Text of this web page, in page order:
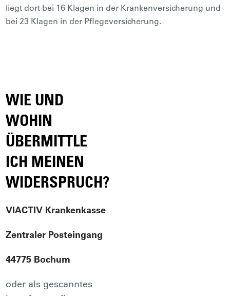
liegt dort bei 16 Klagen in der Krankenversicherung und
bei 23 Klagen in der Pflegeversicherung.
WIE UND
WOHIN
ÜBERMITTLE
ICH MEINEN
WIDERSPRUCH?
VIACTIV Krankenkasse
Zentraler Posteingang
44775 Bochum
oder als gescanntes